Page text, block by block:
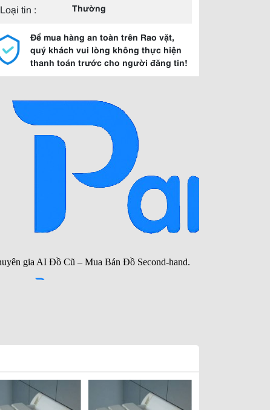
Loại tin :
Thường
Để mua hàng an toàn trên Rao vặt,
quý khách vui lòng không thực hiện
thanh toán trước cho người đăng tin!